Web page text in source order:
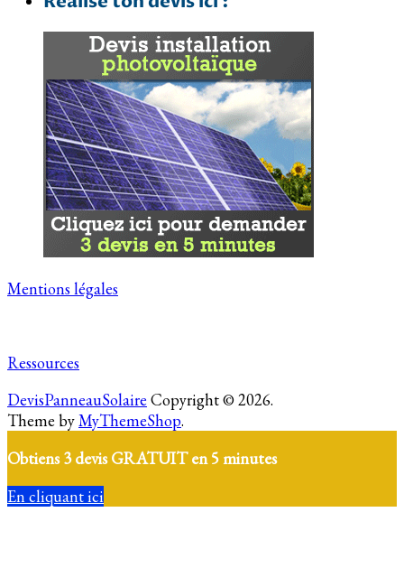
Mentions légales
Ressources
DevisPanneauSolaire Copyright © 2026.
Theme byMyThemeShop.
Obtiens 3 devis GRATUIT en 5 minutes
En cliquant ici